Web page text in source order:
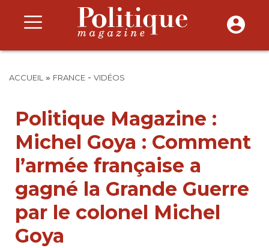
ACCUEIL » FRANCE - VIDÉOS
Politique Magazine :
Michel Goya : Comment
l’armée française a
gagné la Grande Guerre
par le colonel Michel
Goya